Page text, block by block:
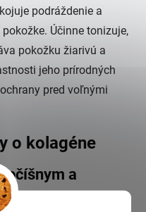
podráždenie a
Účinne tonizuje,
pokožku žiarivú a
jeho prírodných
pred voľnými
o kolagéne
a